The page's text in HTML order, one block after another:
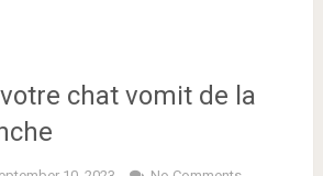
chat vomit de la